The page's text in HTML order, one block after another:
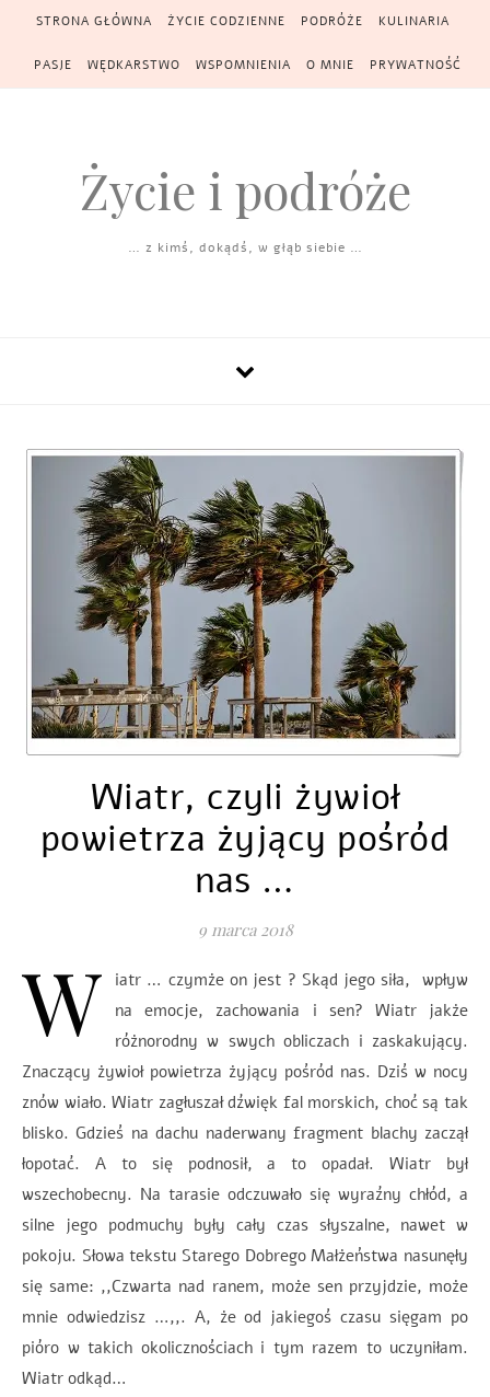
Skip to content
STRONA GŁÓWNA ŻYCIE CODZIENNE PODRÓŻE KULINARIA
PASJE WĘDKARSTWO WSPOMNIENIA O MNIE PRYWATNOŚĆ
Życie i podróże
… z kimś, dokądś, w głąb siebie …
Wiatr, czyli żywioł
powietrza żyjący pośród
nas …
9 marca 2018
W
iatr … czymże on jest ? Skąd jego siła, wpływ
na emocje, zachowania i sen? Wiatr jakże
różnorodny w swych obliczach i zaskakujący.
Znaczący żywioł powietrza żyjący pośród nas. Dziś w nocy
znów wiało. Wiatr zagłuszał dźwięk fal morskich, choć są tak
blisko. Gdzieś na dachu naderwany fragment blachy zaczął
łopotać. A to się podnosił, a to opadał. Wiatr był
wszechobecny. Na tarasie odczuwało się wyraźny chłód, a
silne jego podmuchy były cały czas słyszalne, nawet w
pokoju. Słowa tekstu Starego Dobrego Małżeństwa nasunęły
się same: ,,Czwarta nad ranem, może sen przyjdzie, może
mnie odwiedzisz …,,. A, że od jakiegoś czasu sięgam po
pióro w takich okolicznościach i tym razem to uczyniłam.
Wiatr odkąd…